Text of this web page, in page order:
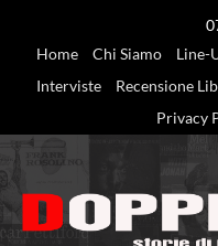
Home
Chi Siamo Line-
Interviste
Recensione
Privacy